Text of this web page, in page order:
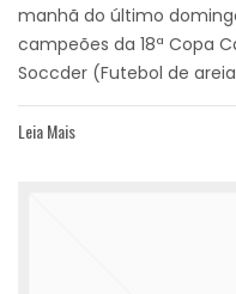
manhã do último
campeões da 18ª Copa
Soccder (Futebol de
Leia Mais